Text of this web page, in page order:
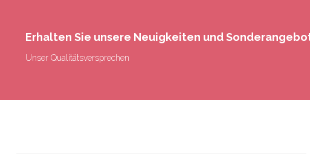
Erhalten Sie unsere Neuigkeiten und
Unser Qualitätsversprechen